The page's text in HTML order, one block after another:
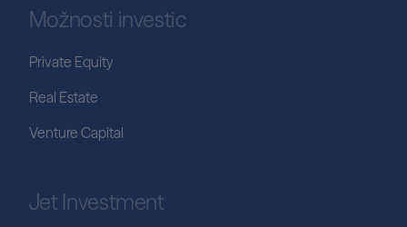
Možnosti investic
Private Equity
Real Estate
Venture Capital
Jet Investment